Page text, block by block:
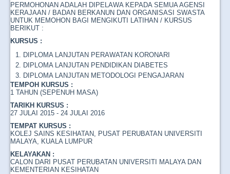
PERMOHONAN ADALAH DIPELAWA KEPADA SEMUA AGENSI
KERAJAAN / BADAN BERKANUN DAN ORGANISASI SWASTA
UNTUK MEMOHON BAGI MENGIKUTI LATIHAN / KURSUS
BERIKUT :
KURSUS :
DIPLOMA LANJUTAN PERAWATAN KORONARI
DIPLOMA LANJUTAN PENDIDIKAN DIABETES
DIPLOMA LANJUTAN METODOLOGI PENGAJARAN
TEMPOH KURSUS :
1 TAHUN (SEPENUH MASA)
TARIKH KURSUS :
27 JULAI 2015 - 24 JULAI 2016
TEMPAT KURSUS :
KOLEJ SAINS KESIHATAN, PUSAT PERUBATAN UNIVERSITI
MALAYA, KUALA LUMPUR
KELAYAKAN :
CALON DARI PUSAT PERUBATAN UNIVERSITI MALAYA DAN
KEMENTERIAN KESIHATAN